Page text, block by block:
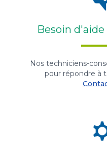
Besoin
Nos techniciens-
pour répondre à